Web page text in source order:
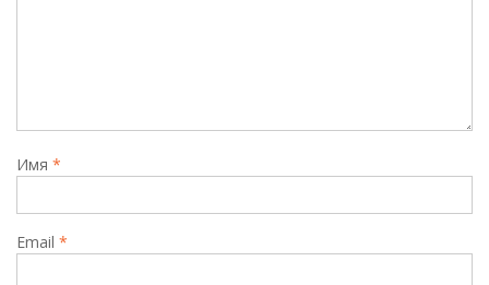
Имя *
Email *